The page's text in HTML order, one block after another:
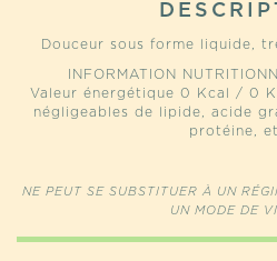
PRODUIT
Douceur sous forme liquide,
INFORMATION
Valeur énergétique 0 Kcal / 0
négligeables de lipide, acide
protéine, et
NE PEUT SE SUBSTITUER À UN
UN MODE DE